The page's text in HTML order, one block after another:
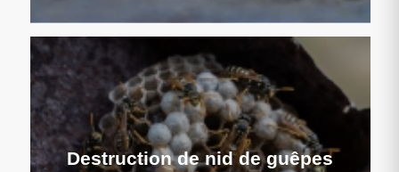
Destruction de nid de guêpes